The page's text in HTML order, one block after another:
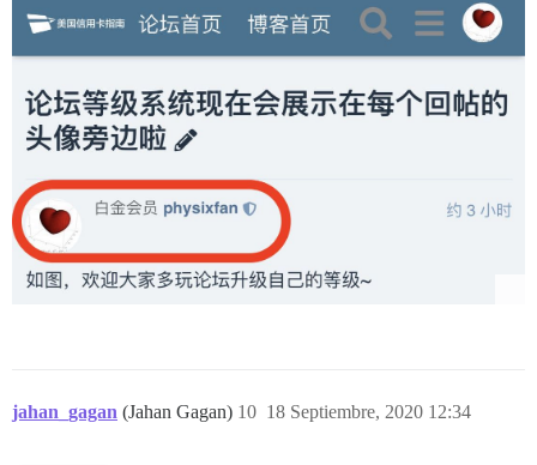
jahan_gagan (Jahan Gagan) 18 Septiembre, 2020 12:34
10